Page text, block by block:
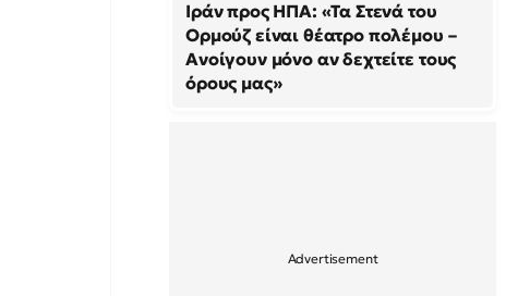
Ιράν προς ΗΠΑ: «Τα Στενά του
Ορμούζ είναι θέατρο πολέμου –
Ανοίγουν μόνο αν δεχτείτε τους
όρους μας»